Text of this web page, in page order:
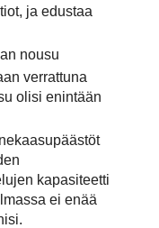
ja edustaa
nousu
verrattuna
olisi enintään
kapasiteetti
ei enää